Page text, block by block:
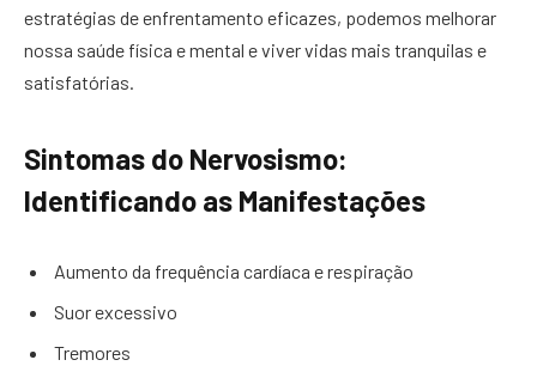
estratégias de enfrentamento eficazes, podemos melhorar
nossa saúde física e mental e viver vidas mais tranquilas e
satisfatórias.
Sintomas do Nervosismo:
Identificando as Manifestações
Aumento da frequência cardíaca e respiração
Suor excessivo
Tremores